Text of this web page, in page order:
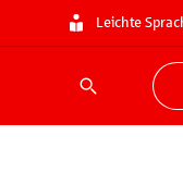
Leichte
Suche